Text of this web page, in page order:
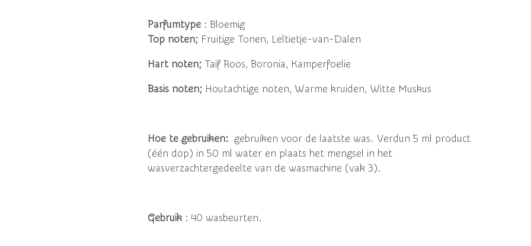
Parfumtype : Bloemig
Top noten; Fruitige Tonen, Leltietje-van-Dalen
Hart noten; Taif Roos, Boronia, Kamperfoelie
Basis noten; Houtachtige noten, Warme kruiden, Witte Muskus
Hoe te gebruiken: gebruiken voor de laatste was. Verdun 5 ml product
(één dop) in 50 ml water en plaats het mengsel in het
wasverzachtergedeelte van de wasmachine (vak 3).
Gebruik : 40 wasbeurten.